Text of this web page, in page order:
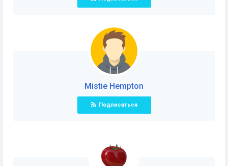
Mistie Hempton
Подписаться